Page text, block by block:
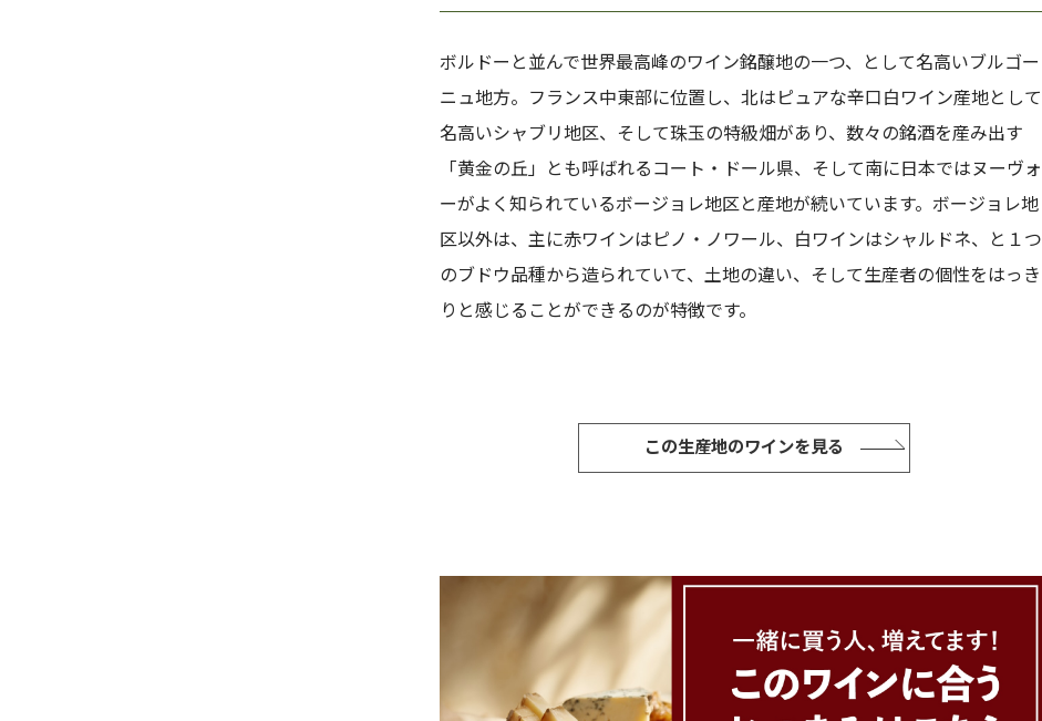
ボルドーと並んで世界最高峰のワイン銘醸地の一つ、として名高いブルゴー
ニュ地方。フランス中東部に位置し、北はピュアな辛口白ワイン産地として
名高いシャブリ地区、そして珠玉の特級畑があり、数々の銘酒を産み出す
「黄金の丘」とも呼ばれるコート・ドール県、そして南に日本ではヌーヴォ
ーがよく知られているボージョレ地区と産地が続いています。ボージョレ地
区以外は、主に赤ワインはピノ・ノワール、白ワインはシャルドネ、と１つ
のブドウ品種から造られていて、土地の違い、そして生産者の個性をはっき
りと感じることができるのが特徴です。
この生産地のワインを見る